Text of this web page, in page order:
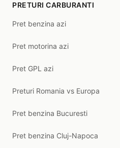
PRETURI CARBURANTI
Pret benzina azi
Pret motorina azi
Pret GPL azi
Preturi Romania vs Europa
Pret benzina Bucuresti
Pret benzina Cluj-Napoca